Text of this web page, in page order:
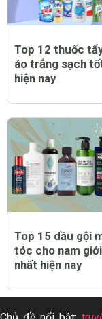
Top 12 thuốc
áo trắng sạch
hiện nay
Top 15 dầu gội
tóc cho nam
nhất hiện nay